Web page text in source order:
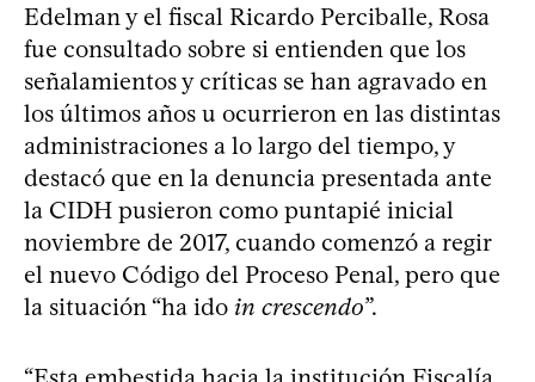
Edelman y el fiscal Ricardo Perciballe, Rosa
fue consultado sobre si entienden que los
señalamientos y críticas se han agravado en
los últimos años u ocurrieron en las distintas
administraciones a lo largo del tiempo, y
destacó que en la denuncia presentada ante
la CIDH pusieron como puntapié inicial
noviembre de 2017, cuando comenzó a regir
el nuevo Código del Proceso Penal, pero que
la situación “ha ido in crescendo”.